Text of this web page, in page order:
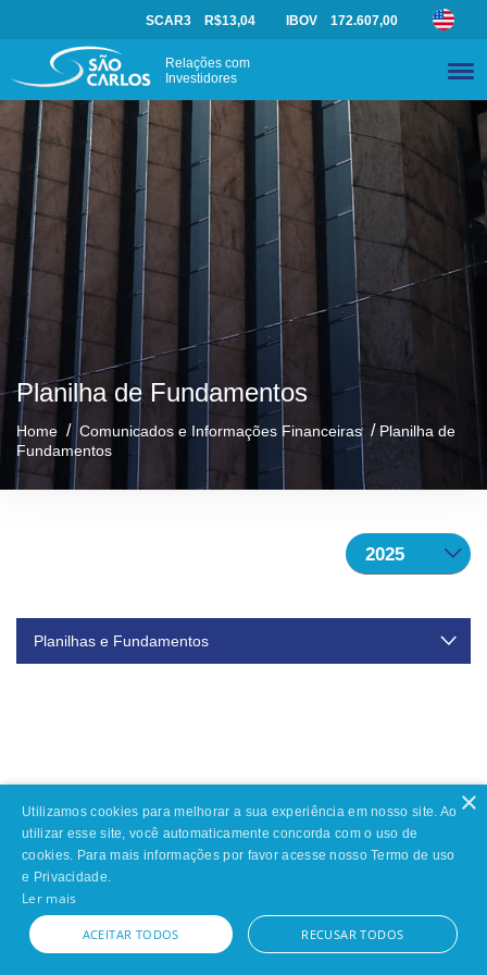
Relações com
Investidores
SCAR3 R$13,04 IBOV 172.607,00
Planilha de Fundamentos
Home / Comunicados e Informações Financeiras /Planilha de
Fundamentos
Planilhas e Fundamentos
Powered by MZ
×
Utilizamos cookies para melhorar a sua experiência em nosso site. Ao
utilizar esse site, você automaticamente concorda com o uso de
cookies. Para mais informações por favor acesse nosso Termo de uso
e Privacidade.
Ler mais
ACEITAR TODOS RECUSAR TODOS